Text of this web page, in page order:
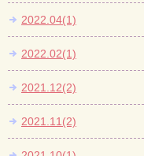
2022.04(1)
2022.02(1)
2021.12(2)
2021.11(2)